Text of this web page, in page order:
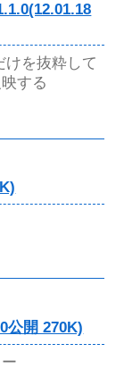
けを抜粋して
する
公開 270K)